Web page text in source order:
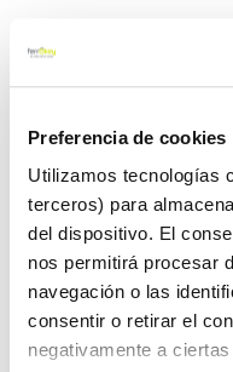
Preferencia de cookies
Utilizamos tecnologías
terceros) para
del dispositivo. El
nos permitirá procesar
navegación o las
consentir o retirar el
negativamente a
*** Utilice los biocidas
etiqueta y la informacion